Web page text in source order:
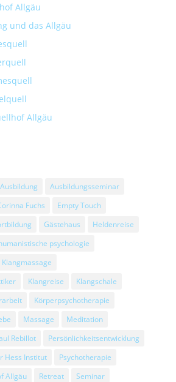
Allgäu
und das Allgäu
Allgäu
Ausbildung
Ausbildungsseminar
Fuchs
Empty Touch
Gästehaus
Heldenreise
psychologie
Klangmassage
Klangreise
Klangschale
Körperpsychotherapie
Massage
Meditation
Rebillot
Persönlichkeitsentwicklung
Hess Institut
Psychotherapie
Allgäu Retreat
Seminar